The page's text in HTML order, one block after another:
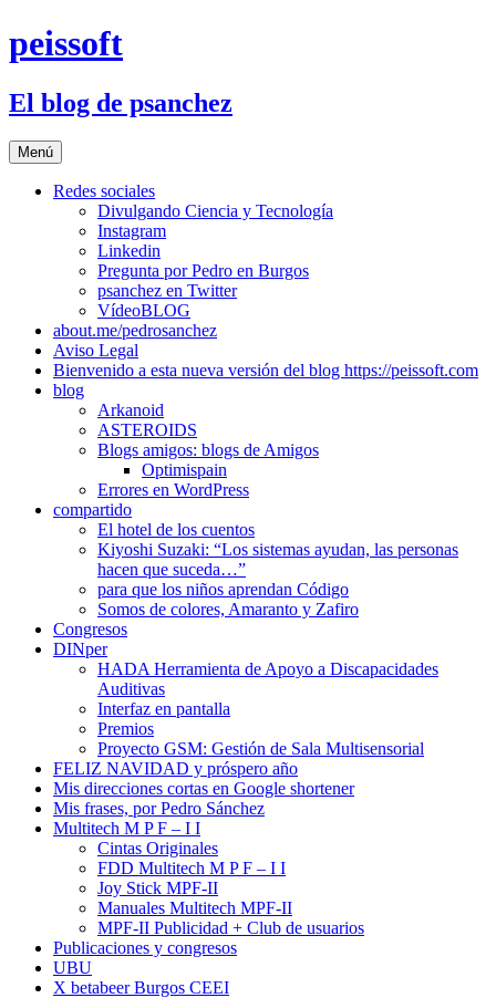
Saltar
al
peissoft
El blog de psanchez
Menú
Redes sociales
Divulgando Ciencia y Tecnología
Instagram
Linkedin
Pregunta por Pedro en Burgos
psanchez en Twitter
VídeoBLOG
about.me/pedrosanchez
Aviso Legal
Bienvenido a esta nueva versión del blog https://peissoft.com
blog
Arkanoid
ASTEROIDS
Blogs amigos: blogs de Amigos
Optimispain
Errores en WordPress
compartido
El hotel de los cuentos
Kiyoshi Suzaki: “Los sistemas ayudan, las personas
hacen que suceda…”
para que los niños aprendan Código
Somos de colores, Amaranto y Zafiro
Congresos
DINper
HADA Herramienta de Apoyo a Discapacidades
Auditivas
Interfaz en pantalla
Premios
Proyecto GSM: Gestión de Sala Multisensorial
FELIZ NAVIDAD y próspero año
Mis direcciones cortas en Google shortener
Mis frases, por Pedro Sánchez
Multitech M P F – I I
Cintas Originales
FDD Multitech M P F – I I
Joy Stick MPF-II
Manuales Multitech MPF-II
MPF-II Publicidad + Club de usuarios
Publicaciones y congresos
UBU
X betabeer Burgos CEEI